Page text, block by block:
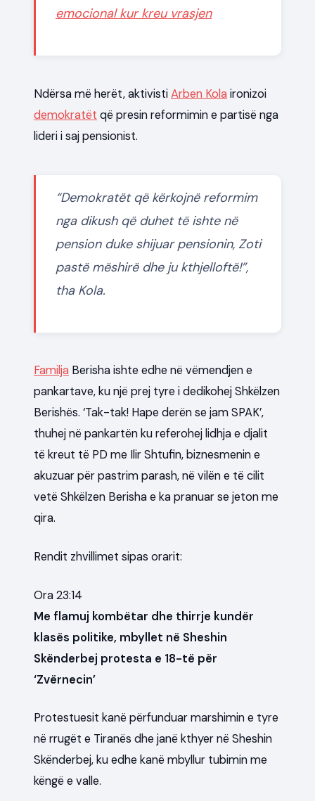
emocional kur kreu vrasjen
Ndërsa më herët, aktivistiArben Kola ironizoi
demokratët që presin reformimin e partisë nga
lideri i saj pensionist.
“Demokratët që kërkojnë reformim
nga dikush që duhet të ishte në
pension duke shijuar pensionin, Zoti
pastë mëshirë dhe ju kthjelloftë!”,
tha Kola.
Familja Berisha ishte edhe në vëmendjen e
pankartave, ku një prej tyre i dedikohej Shkëlzen
Berishës. ‘Tak-tak! Hape derën se jam SPAK’,
thuhej në pankartën ku referohej lidhja e djalit
të kreut të PD me Ilir Shtufin, biznesmenin e
akuzuar për pastrim parash, në vilën e të cilit
vetë Shkëlzen Berisha e ka pranuar se jeton me
qira.
Rendit zhvillimet sipas orarit:
Ora 23:14
Me flamuj kombëtar dhe thirrje kundër
klasës politike, mbyllet në Sheshin
Skënderbej protesta e 18-të për
‘Zvërnecin’
Protestuesit kanë përfunduar marshimin e tyre
në rrugët e Tiranës dhe janë kthyer në Sheshin
Skënderbej, ku edhe kanë mbyllur tubimin me
këngë e valle.